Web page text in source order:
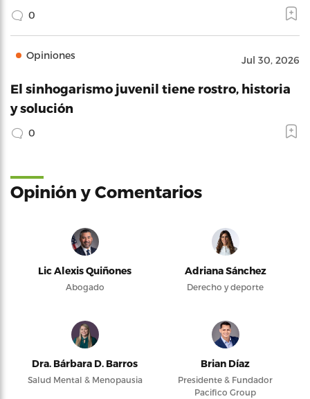
0
Opiniones Jul 30, 2026
El sinhogarismo juvenil tiene rostro, historia
y solución
0
Opinión y Comentarios
Lic Alexis Quiñones
Abogado
Adriana Sánchez
Derecho y deporte
Dra. Bárbara D. Barros
Salud Mental & Menopausia
Brian Díaz
Presidente & Fundador
Pacifico Group